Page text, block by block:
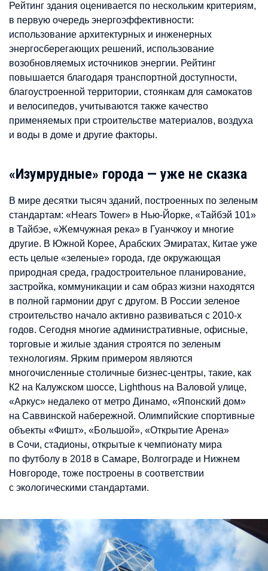
Рейтинг здания оценивается по нескольким критериям,
в первую очередь энергоэффективности:
использование архитектурных и инженерных
энергосберегающих решений, использование
возобновляемых источников энергии. Рейтинг
повышается благодаря транспортной доступности,
благоустроенной территории, стоянкам для самокатов
и велосипедов, учитываются также качество
применяемых при строительстве материалов, воздуха
и воды в доме и другие факторы.
«Изумрудные» города — уже не сказка
В мире десятки тысяч зданий, построенных по зеленым
стандартам: «Hears Tower» в Нью-Йорке, «Тайбэй 101»
в Тайбэе, «Жемчужная река» в Гуанчжоу и многие
другие. В Южной Корее, Арабских Эмиратах, Китае уже
есть целые «зеленые» города, где окружающая
природная среда, градостроительное планирование,
застройка, коммуникации и сам образ жизни находятся
в полной гармонии друг с другом. В России зеленое
строительство начало активно развиваться с 2010-х
годов. Cегодня многие административные, офисные,
торговые и жилые здания строятся по зеленым
технологиям. Ярким примером являются
многочисленные столичные бизнес-центры, такие, как
К2 на Калужском шоссе, Lighthous на Валовой улице,
«Аркус» недалеко от метро Динамо, «Японский дом»
на Саввинской набережной. Олимпийские спортивные
объекты «Фишт», «Большой», «Открытие Арена»
в Сочи, стадионы, открытые к чемпионату мира
по футболу в 2018 в Самаре, Волгограде и Нижнем
Новгороде, тоже построены в соответствии
с экологическими стандартами.